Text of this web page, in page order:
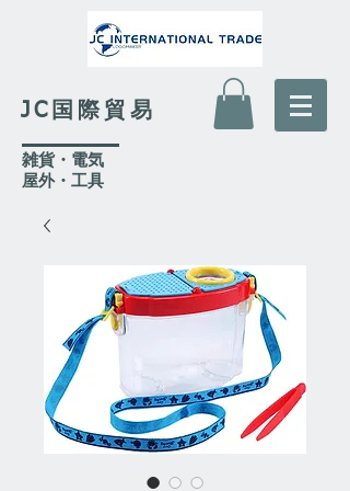
JC国際貿易
​雑貨・電気
​屋外・工具